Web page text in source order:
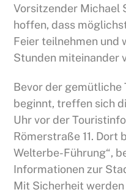
Vorsitzender Michael
hoffen, dass
Feier teilnehmen und
Stunden miteinander
Bevor der gemütliche
beginnt, treffen sich
Uhr vor der
Römerstraße 11. Dort
Welterbe-Führung“,
Informationen zur
Mit Sicherheit